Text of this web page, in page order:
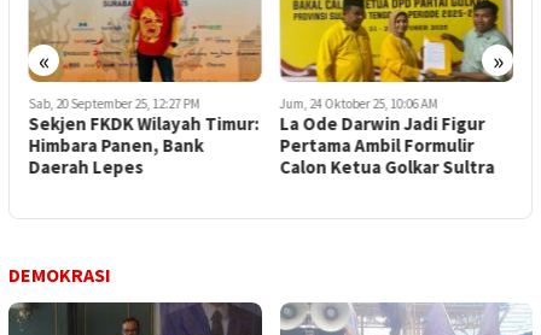
« »
Sab, 20 September 25, 12:27 PM
Sekjen FKDK Wilayah Timur:
Himbara Panen, Bank
Daerah Lepes
Jum, 24 Oktober 25, 10:06 AM
La Ode Darwin Jadi Figur
Pertama Ambil Formulir
Calon Ketua Golkar Sultra
DEMOKRASI